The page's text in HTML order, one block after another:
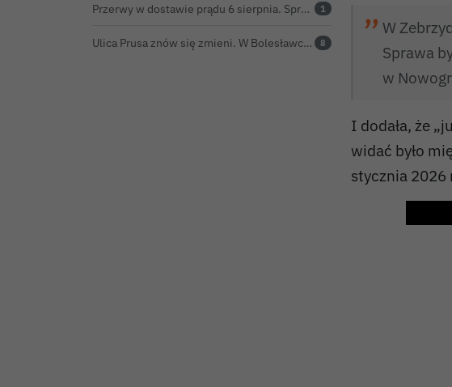
Przerwy w dostawie prądu 6 sierpnia. Sprawdź, czy wyłączenia obejmą Twoją miejscowość 1
Ulica Prusa znów się zmieni. W Bolesławcu powstanie kolejna ceramiczna mozaika 8
W
Sprawa
w
I dodała, że
widać było
stycznia 2026